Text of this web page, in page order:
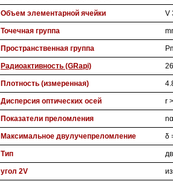
Объем элементарной ячейки V
Точечная группа
Пространственная группа
Радиоактивность (GRapi)
Плотность (измеренная)
Дисперсия оптических осей r
Показатели преломления
Максимальное двулучепреломление δ
Тип
угол 2V